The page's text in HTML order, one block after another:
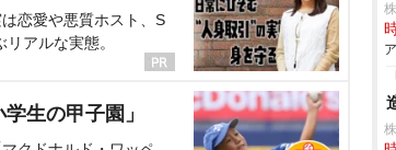
恋愛や悪質ホスト、S
アルな実態。
生の甲子園」